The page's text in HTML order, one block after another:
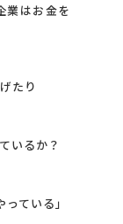
業はお金を
たり
いるか？
ている」